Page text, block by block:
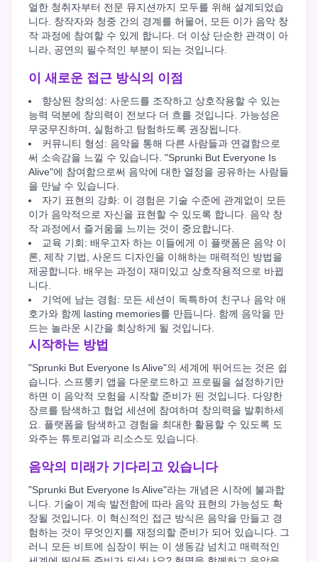
얼한 청취자부터 전문 뮤지션까지 모두를 위해 설계되었습
니다. 창작자와 청중 간의 경계를 허물어, 모든 이가 음악 창
작 과정에 참여할 수 있게 합니다. 더 이상 단순한 관객이 아
니라, 공연의 필수적인 부분이 되는 것입니다.
이 새로운 접근 방식의 이점
향상된 창의성: 사운드를 조작하고 상호작용할 수 있는
능력 덕분에 창의력이 전보다 더 흐를 것입니다. 가능성은
무궁무진하며, 실험하고 탐험하도록 권장됩니다.
커뮤니티 형성: 음악을 통해 다른 사람들과 연결함으로
써 소속감을 느낄 수 있습니다. "Sprunki But Everyone Is
Alive"에 참여함으로써 음악에 대한 열정을 공유하는 사람들
을 만날 수 있습니다.
자기 표현의 강화: 이 경험은 기술 수준에 관계없이 모든
이가 음악적으로 자신을 표현할 수 있도록 합니다. 음악 창
작 과정에서 즐거움을 느끼는 것이 중요합니다.
교육 기회: 배우고자 하는 이들에게 이 플랫폼은 음악 이
론, 제작 기법, 사운드 디자인을 이해하는 매력적인 방법을
제공합니다. 배우는 과정이 재미있고 상호작용적으로 바뀝
니다.
기억에 남는 경험: 모든 세션이 독특하여 친구나 음악 애
호가와 함께 lasting memories를 만듭니다. 함께 음악을 만
드는 놀라운 시간을 회상하게 될 것입니다.
시작하는 방법
"Sprunki But Everyone Is Alive"의 세계에 뛰어드는 것은 쉽
습니다. 스프룽키 앱을 다운로드하고 프로필을 설정하기만
하면 이 음악적 모험을 시작할 준비가 된 것입니다. 다양한
장르를 탐색하고 협업 세션에 참여하며 창의력을 발휘하세
요. 플랫폼을 탐색하고 경험을 최대한 활용할 수 있도록 도
와주는 튜토리얼과 리소스도 있습니다.
음악의 미래가 기다리고 있습니다
"Sprunki But Everyone Is Alive"라는 개념은 시작에 불과합
니다. 기술이 계속 발전함에 따라 음악 표현의 가능성도 확
장될 것입니다. 이 혁신적인 접근 방식은 음악을 만들고 경
험하는 것이 무엇인지를 재정의할 준비가 되어 있습니다. 그
러니 모든 비트에 심장이 뛰는 이 생동감 넘치고 매력적인